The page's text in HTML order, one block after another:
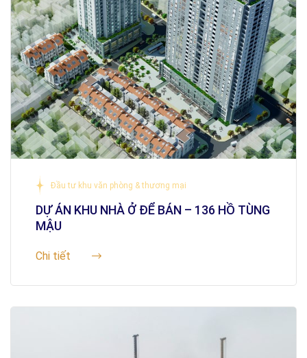
Đầu tư khu văn phòng & thương mại
DỰ ÁN KHU NHÀ Ở ĐỂ BÁN – 136 HỒ TÙNG
MẬU
Chi tiết